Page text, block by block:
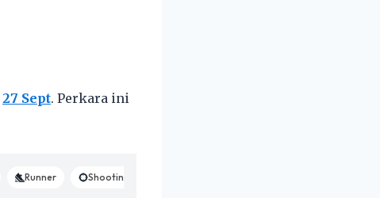
27 Sept. Perkara ini